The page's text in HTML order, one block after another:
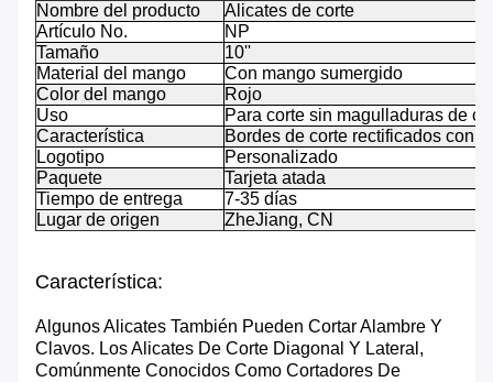
Nombre del producto
Alicates de corte
Artículo No.
NP
Tamaño
10''
Material del mango
Con mango sumergido
Color del mango
Rojo
Uso
Para corte sin magulladuras de
Característica
Bordes de corte rectificados con
Logotipo
Personalizado
Paquete
Tarjeta atada
Tiempo de entrega
7-35 días
Lugar de origen
ZheJiang, CN
Característica:
Algunos Alicates También Pueden Cortar Alambre Y
Clavos. Los Alicates De Corte Diagonal Y Lateral,
Comúnmente Conocidos Como Cortadores De